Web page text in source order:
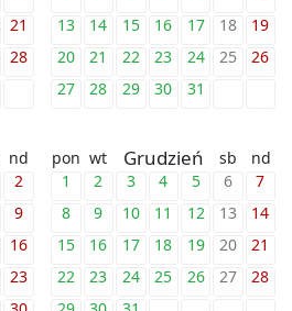
21
28
13
14 15 16 17 18
19
20
21 22 23 24 25
26
27
28 29 30 31
nd
2
9
16
23
pon wt Grudzień sb
nd
1
2 3 4 5 6
7
8
9 10 11 12 13
14
15
16 17 18 19 20
21
22
23 24 25 26 27
28